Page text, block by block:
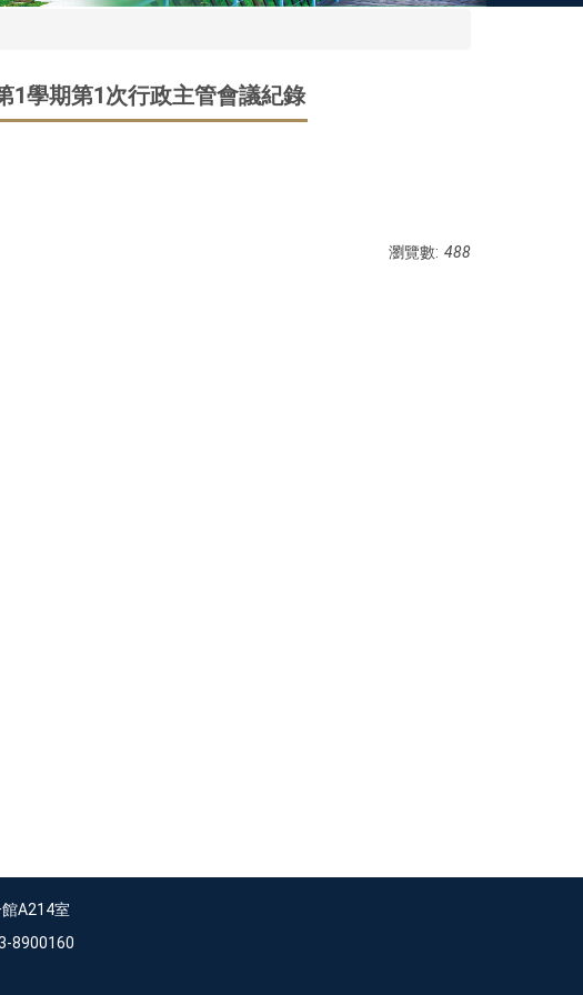
1學期第1次行政主管會議紀錄
瀏覽數: 488
A214室
8900160